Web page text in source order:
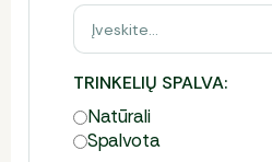
TRINKELIŲ SPALVA:
Natūrali
Spalvota